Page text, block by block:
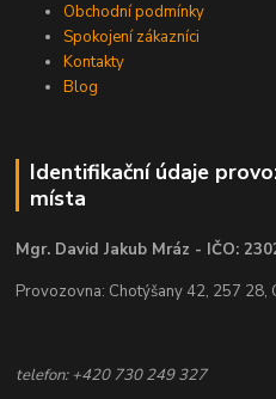
Obchodní podmínky
Spokojení zákazníci
Kontakty
Blog
Identifikační údaje
místa
Mgr. David Jakub Mráz - IČO:
Provozovna: Chotýšany 42, 257 28,
telefon: +420 730 249 327